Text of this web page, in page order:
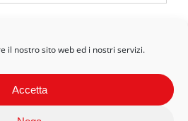
il nostro sito web ed i nostri servizi.
Accetta